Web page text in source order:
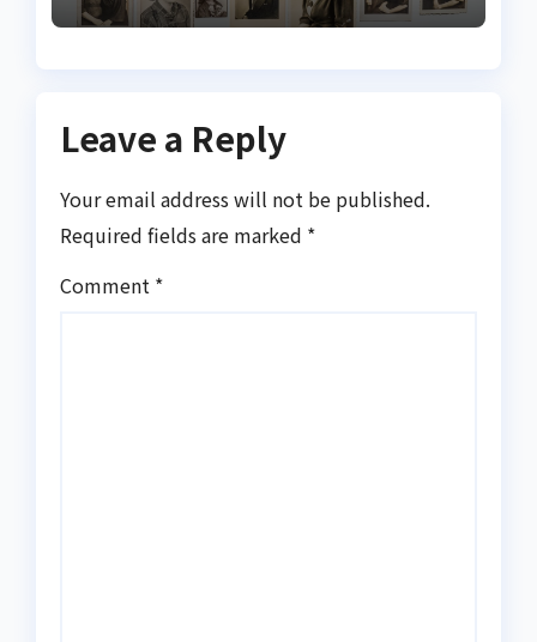
Leave a Reply
Your email address will not be published.
Required fields are marked *
Comment *